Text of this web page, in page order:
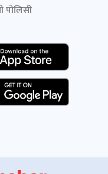
पोलिसी